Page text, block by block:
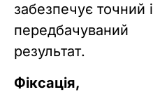
забезпечує точний і
передбачуваний
результат.
Фіксація,